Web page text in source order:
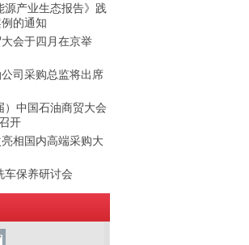
源产业生态报告》践
的通知
会于四月在京举
司采购总监将出席
）中国石油商贸大会
开
相国内高端采购大
车保养研讨会
）中国国际油品行业